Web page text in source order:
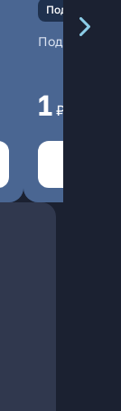
Подключение
1 ₽/мес